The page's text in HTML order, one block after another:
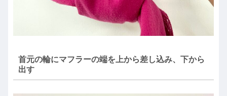
首元の輪にマフラーの端を上から差し込み、下から
出す